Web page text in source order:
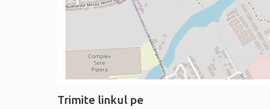
Trimite linkul pe